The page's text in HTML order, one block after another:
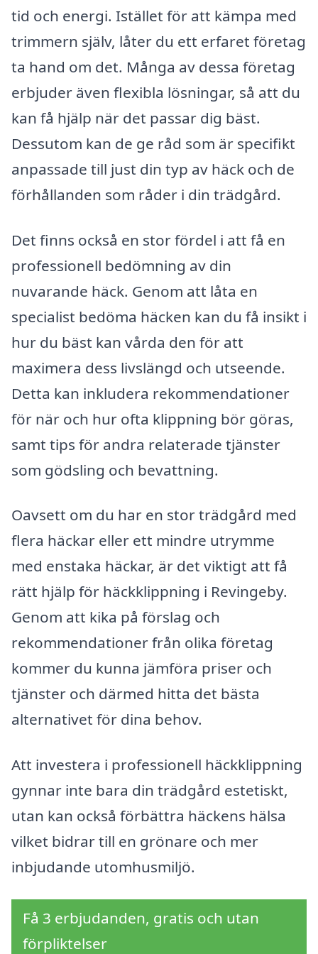
tid och energi. Istället för att kämpa med
trimmern själv, låter du ett erfaret företag
ta hand om det. Många av dessa företag
erbjuder även flexibla lösningar, så att du
kan få hjälp när det passar dig bäst.
Dessutom kan de ge råd som är specifikt
anpassade till just din typ av häck och de
förhållanden som råder i din trädgård.
Det finns också en stor fördel i att få en
professionell bedömning av din
nuvarande häck. Genom att låta en
specialist bedöma häcken kan du få insikt i
hur du bäst kan vårda den för att
maximera dess livslängd och utseende.
Detta kan inkludera rekommendationer
för när och hur ofta klippning bör göras,
samt tips för andra relaterade tjänster
som gödsling och bevattning.
Oavsett om du har en stor trädgård med
flera häckar eller ett mindre utrymme
med enstaka häckar, är det viktigt att få
rätt hjälp för häckklippning i Revingeby.
Genom att kika på förslag och
rekommendationer från olika företag
kommer du kunna jämföra priser och
tjänster och därmed hitta det bästa
alternativet för dina behov.
Att investera i professionell häckklippning
gynnar inte bara din trädgård estetiskt,
utan kan också förbättra häckens hälsa
vilket bidrar till en grönare och mer
inbjudande utomhusmiljö.
Få 3 erbjudanden, gratis och utan
förpliktelser